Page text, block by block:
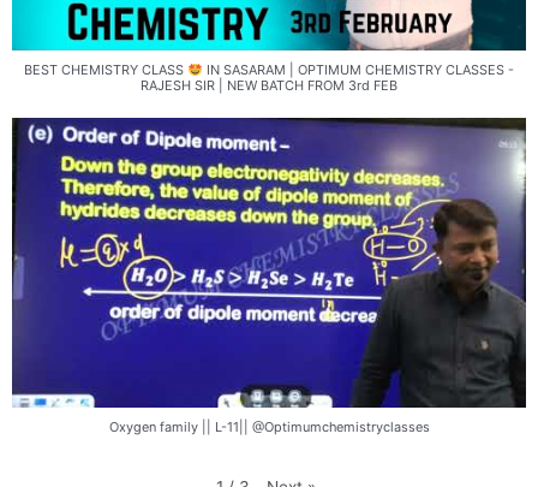
BEST CHEMISTRY CLASS
IN SASARAM | OPTIMUM CHEMISTRY CLASSES -
RAJESH SIR | NEW BATCH FROM 3rd FEB
Oxygen family || L-11|| @Optimumchemistryclasses